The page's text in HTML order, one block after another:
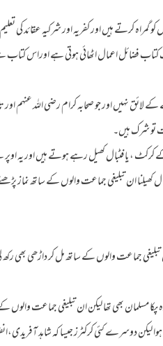
کرتے ہیں اور کفریہ اور شرکیہ عقائد کی
فضائل اعمال اٹھائی ہوتی ہے اوراس کتاب
نہیں اور جو صحابہ کرام رضی اللہ عنہم اور
تو شرک ہیں۔
، یا فٹبال کھیل رہے ہوتے ہیں اور یہ اوپر
کھیلنا ان تبلیغی جماعت والوں کے ساتھ نماز
جماعت والوں کے ساتھ مل کر داڑھی بھی رکھ
مسلمان بھی تھا لیکن ان تبلیغی جماعت
لیکن دوسرے کئی کرکٹرز جیسا کہ شاہد